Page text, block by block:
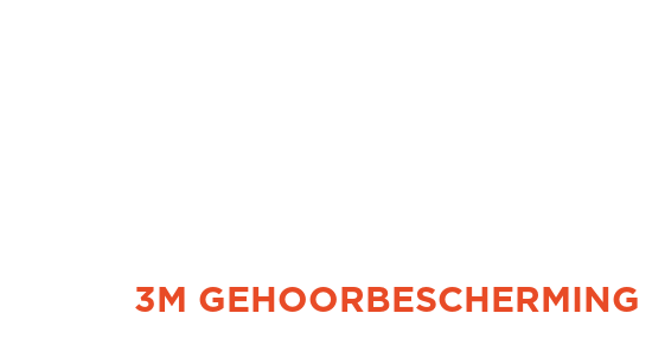
3M GEHOORBESCHERMING